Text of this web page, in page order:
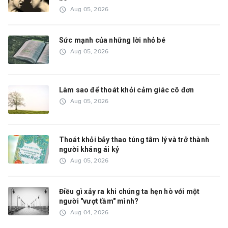
access_time Aug 05, 2026
Sức mạnh của những lời nhỏ bé
access_time Aug 05, 2026
Làm sao để thoát khỏi cảm giác cô đơn
access_time Aug 05, 2026
Thoát khỏi bẫy thao túng tâm lý và trở thành
người kháng ái kỷ
access_time Aug 05, 2026
Điều gì xảy ra khi chúng ta hẹn hò với một
người "vượt tầm" mình?
access_time Aug 04, 2026